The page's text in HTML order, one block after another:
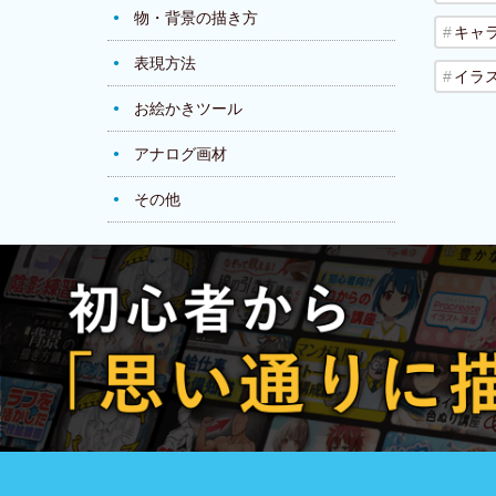
物・背景の描き方
表現方法
お絵かきツール
アナログ画材
その他
キャ
イラ